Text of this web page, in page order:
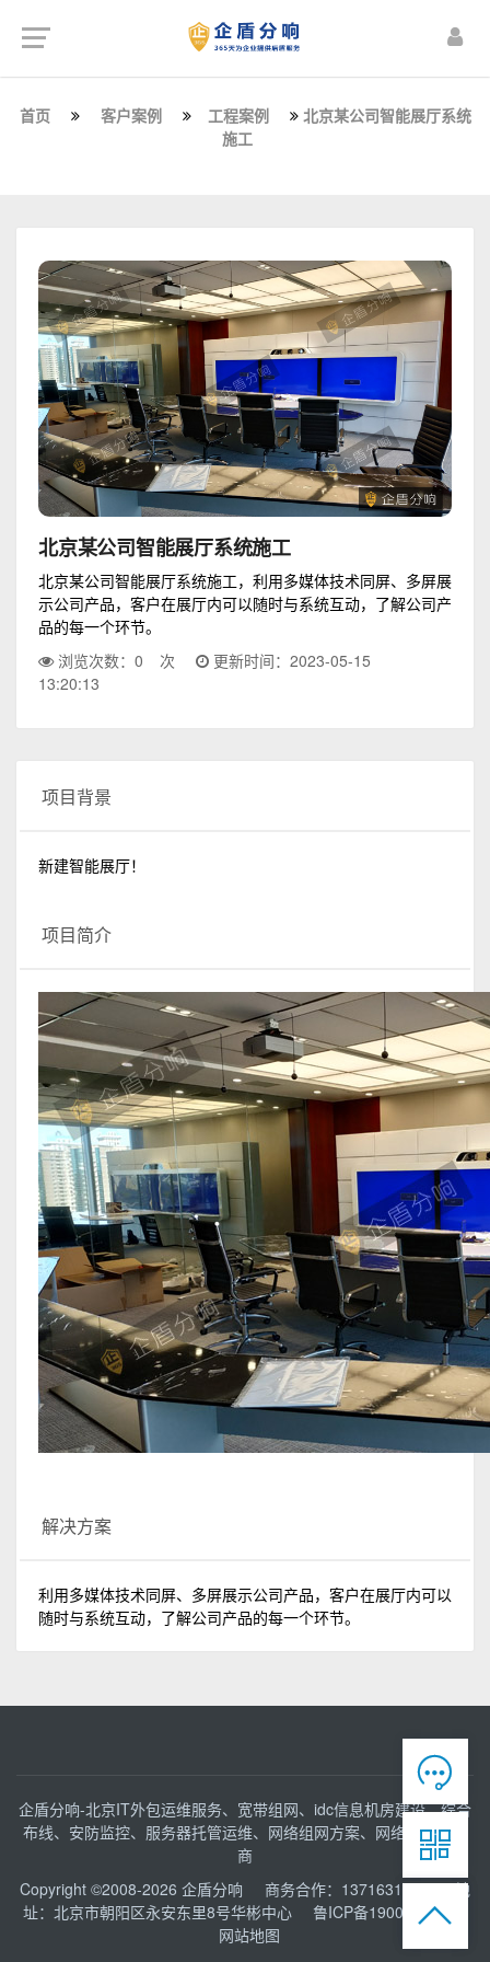
首页 客户案例 工程案例
北京某公司智能展厅系统
施工
北京某公司智能展厅系统施工
北京某公司智能展厅系统施工，利用多媒体技术同屏、多屏展
示公司产品，客户在展厅内可以随时与系统互动，了解公司产
品的每一个环节。
浏览次数： 0 次
更新时间：2023-05-15
13:20:13
项目背景
新建智能展厅！
项目简介
解决方案
利用多媒体技术同屏、多屏展示公司产品，客户在展厅内可以
随时与系统互动，了解公司产品的每一个环节。
企盾分响-北京IT外包运维服务、宽带组网、idc信息机房建设、综合
布线、安防监控、服务器托管运维、网络组网方案、网络接入服务
商
Copyright ©2008-2026 企盾分响
商务合作：13716316153 地
址：北京市朝阳区永安东里8号华彬中心
鲁ICP备19004525号
网站地图


